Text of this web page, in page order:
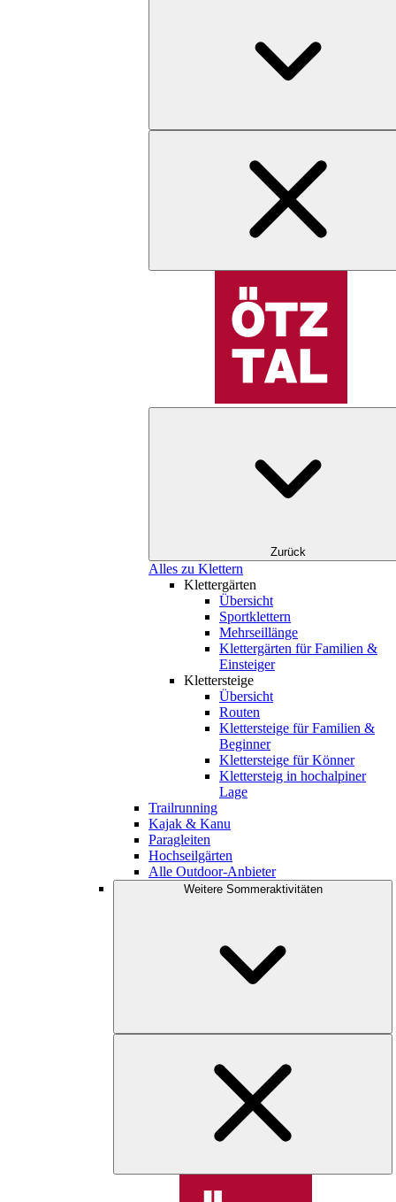
Zurück
Alles zu Klettern
Klettergärten
Übersicht
Sportklettern
Mehrseillänge
Klettergärten für Familien &
Einsteiger
Klettersteige
Übersicht
Routen
Klettersteige für Familien &
Beginner
Klettersteige für Könner
Klettersteig in hochalpiner
Lage
Trailrunning
Kajak & Kanu
Paragleiten
Hochseilgärten
Alle Outdoor-Anbieter
Weitere Sommeraktivitäten